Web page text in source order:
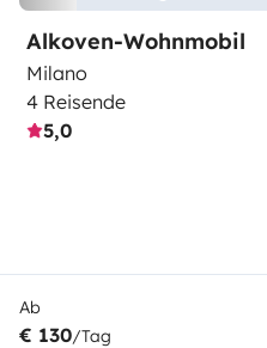
Alkoven-Wohnmobil
Milano
4 Reisende
5,0
Ab
€ 130/Tag